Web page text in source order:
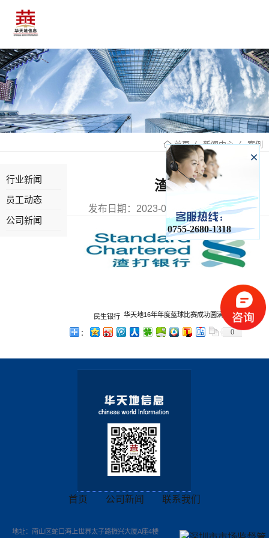
首页 新闻中心 案例
行业新闻
员工动态
公司新闻
渣打
发布日期：2023-06-24 已有0人浏览
民生银行 华天地16年年度蓝球比赛成功圆满结束 作者：
： 0
0755-2680-1318
首页 公司新闻 联系我们
地址：南山区蛇口海上世界太子路振兴大厦A座4楼